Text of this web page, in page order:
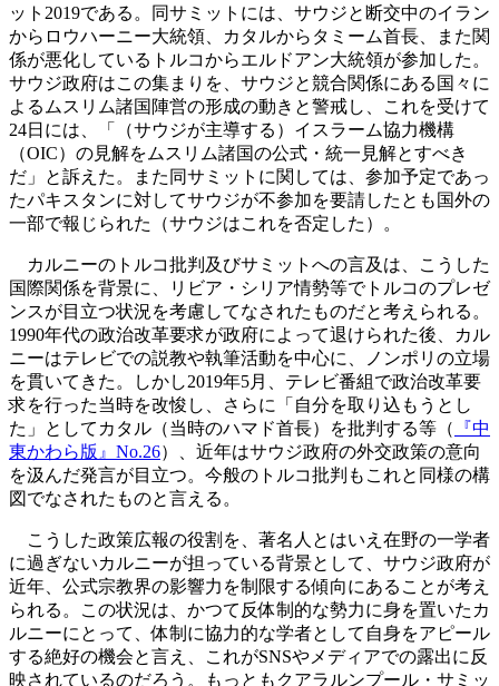
ット2019である。同サミットには、サウジと断交中のイラン
からロウハーニー大統領、カタルからタミーム首長、また関
係が悪化しているトルコからエルドアン大統領が参加した。
サウジ政府はこの集まりを、サウジと競合関係にある国々に
よるムスリム諸国陣営の形成の動きと警戒し、これを受けて
24日には、「（サウジが主導する）イスラーム協力機構
（OIC）の見解をムスリム諸国の公式・統一見解とすべき
だ」と訴えた。また同サミットに関しては、参加予定であっ
たパキスタンに対してサウジが不参加を要請したとも国外の
一部で報じられた（サウジはこれを否定した）。
カルニーのトルコ批判及びサミットへの言及は、こうした
国際関係を背景に、リビア・シリア情勢等でトルコのプレゼ
ンスが目立つ状況を考慮してなされたものだと考えられる。
1990年代の政治改革要求が政府によって退けられた後、カル
ニーはテレビでの説教や執筆活動を中心に、ノンポリの立場
を貫いてきた。しかし2019年5月、テレビ番組で政治改革要
求を行った当時を改悛し、さらに「自分を取り込もうとし
た」としてカタル（当時のハマド首長）を批判する等（
『中
東かわら版』No.26）、近年はサウジ政府の外交政策の意向
を汲んだ発言が目立つ。今般のトルコ批判もこれと同様の構
図でなされたものと言える。
こうした政策広報の役割を、著名人とはいえ在野の一学者
に過ぎないカルニーが担っている背景として、サウジ政府が
近年、公式宗教界の影響力を制限する傾向にあることが考え
られる。この状況は、かつて反体制的な勢力に身を置いたカ
ルニーにとって、体制に協力的な学者として自身をアピール
する絶好の機会と言え、これがSNSやメディアでの露出に反
映されているのだろう。もっともクアラルンプール・サミッ